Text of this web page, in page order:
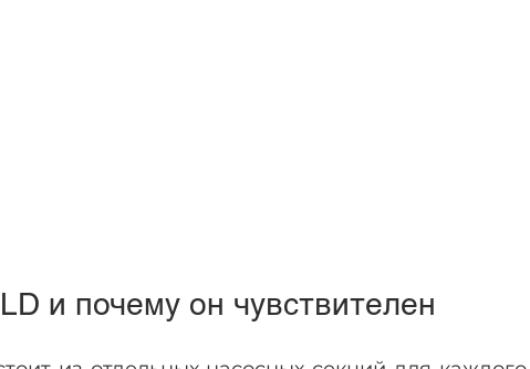
и почему он чувствителен